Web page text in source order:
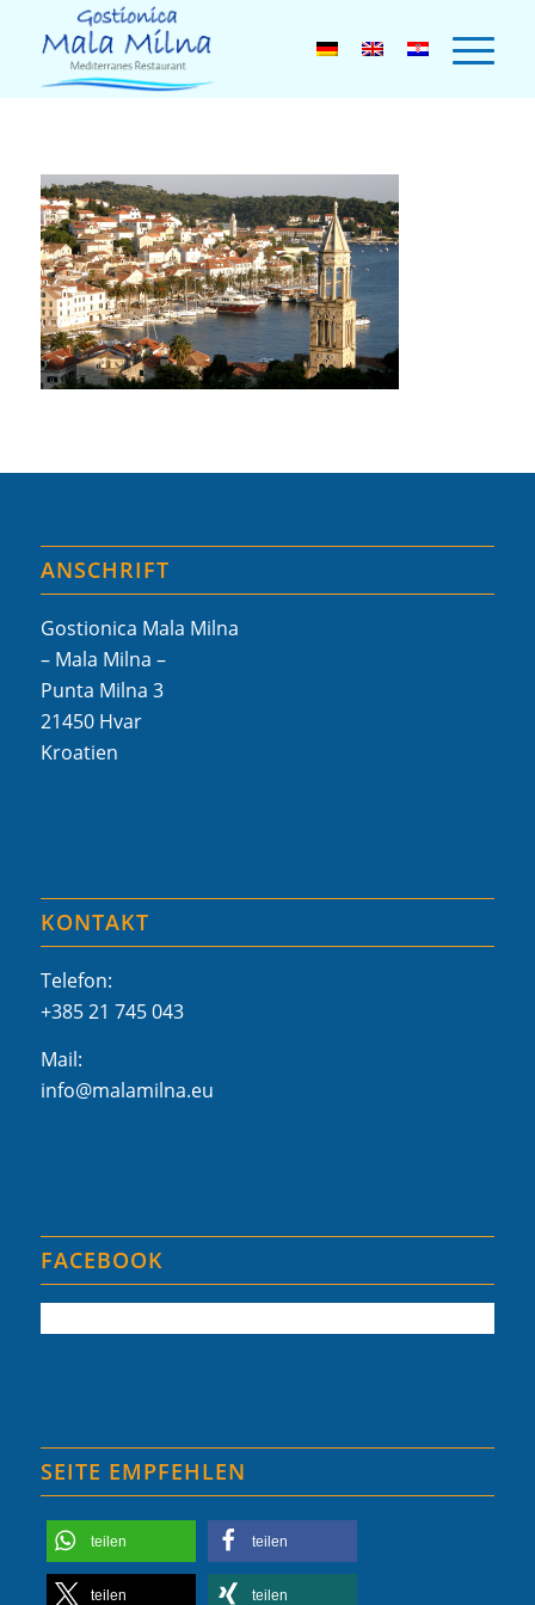
ANSCHRIFT
Gostionica Mala Milna
– Mala Milna –
Punta Milna 3
21450 Hvar
Kroatien
KONTAKT
Telefon:
+385 21 745 043
Mail:
info@malamilna.eu
FACEBOOK
SEITE EMPFEHLEN
teilen teilen
teilen teilen